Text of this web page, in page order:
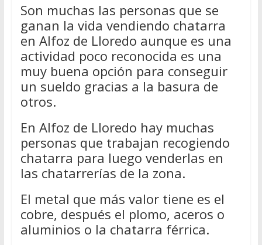
Son muchas las personas que se
ganan la vida vendiendo chatarra
en Alfoz de Lloredo aunque es una
actividad poco reconocida es una
muy buena opción para conseguir
un sueldo gracias a la basura de
otros.
En Alfoz de Lloredo hay muchas
personas que trabajan recogiendo
chatarra para luego venderlas en
las chatarrerías de la zona.
El metal que más valor tiene es el
cobre, después el plomo, aceros o
aluminios o la chatarra férrica.